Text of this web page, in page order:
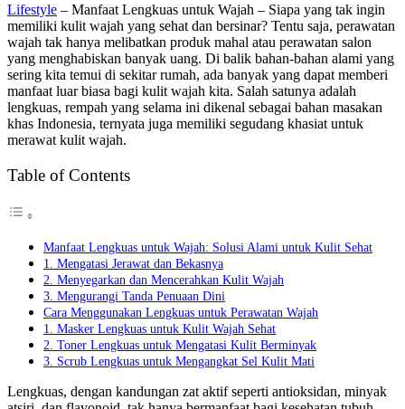
Lifestyle – Manfaat Lengkuas untuk Wajah – Siapa yang tak ingin
memiliki kulit wajah yang sehat dan bersinar? Tentu saja, perawatan
wajah tak hanya melibatkan produk mahal atau perawatan salon
yang menghabiskan banyak uang. Di balik bahan-bahan alami yang
sering kita temui di sekitar rumah, ada banyak yang dapat memberi
manfaat luar biasa bagi kulit wajah kita. Salah satunya adalah
lengkuas, rempah yang selama ini dikenal sebagai bahan masakan
khas Indonesia, ternyata juga memiliki segudang khasiat untuk
merawat kulit wajah.
Table of Contents
Manfaat Lengkuas untuk Wajah: Solusi Alami untuk Kulit Sehat
1. Mengatasi Jerawat dan Bekasnya
2. Menyegarkan dan Mencerahkan Kulit Wajah
3. Mengurangi Tanda Penuaan Dini
Cara Menggunakan Lengkuas untuk Perawatan Wajah
1. Masker Lengkuas untuk Kulit Wajah Sehat
2. Toner Lengkuas untuk Mengatasi Kulit Berminyak
3. Scrub Lengkuas untuk Mengangkat Sel Kulit Mati
Lengkuas, dengan kandungan zat aktif seperti antioksidan, minyak